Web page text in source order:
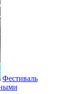
Фестиваль